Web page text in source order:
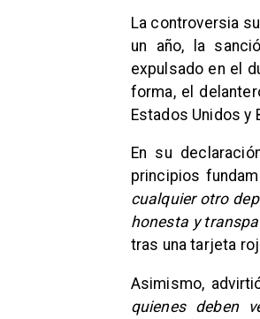
La controversia
un año, la
expulsado en el
forma, el
Estados Unidos y
En su
principios
cualquier otro
honesta y
tras una tarjeta
Asimismo,
quienes deben